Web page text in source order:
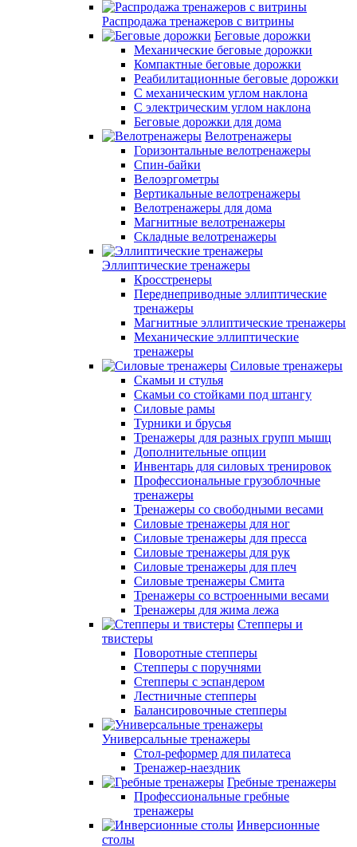
Распродажа тренажеров с витрины
Беговые дорожки
Механические беговые дорожки
Компактные беговые дорожки
Реабилитационные беговые дорожки
С механическим углом наклона
С электрическим углом наклона
Беговые дорожки для дома
Велотренажеры
Горизонтальные велотренажеры
Спин-байки
Велоэргометры
Вертикальные велотренажеры
Велотренажеры для дома
Магнитные велотренажеры
Складные велотренажеры
Эллиптические тренажеры
Кросстренеры
Переднеприводные эллиптические
тренажеры
Магнитные эллиптические тренажеры
Механические эллиптические
тренажеры
Силовые тренажеры
Скамьи и стулья
Скамьи со стойками под штангу
Силовые рамы
Турники и брусья
Тренажеры для разных групп мышц
Дополнительные опции
Инвентарь для силовых тренировок
Профессиональные грузоблочные
тренажеры
Тренажеры со свободными весами
Силовые тренажеры для ног
Силовые тренажеры для пресса
Силовые тренажеры для рук
Силовые тренажеры для плеч
Силовые тренажеры Смита
Тренажеры со встроенными весами
Тренажеры для жима лежа
Степперы и
твистеры
Поворотные степперы
Степперы с поручнями
Степперы с эспандером
Лестничные степперы
Балансировочные степперы
Универсальные тренажеры
Стол-реформер для пилатеса
Тренажер-наездник
Гребные тренажеры
Профессиональные гребные
тренажеры
Инверсионные
столы